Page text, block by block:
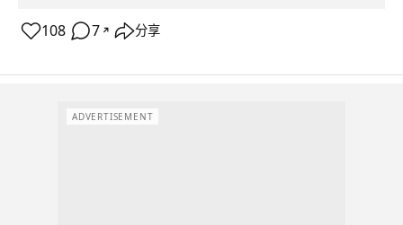
108 7 ↗ 分享
ADVERTISEMENT